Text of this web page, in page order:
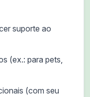
suporte ao
(ex.: para pets,
(com seu